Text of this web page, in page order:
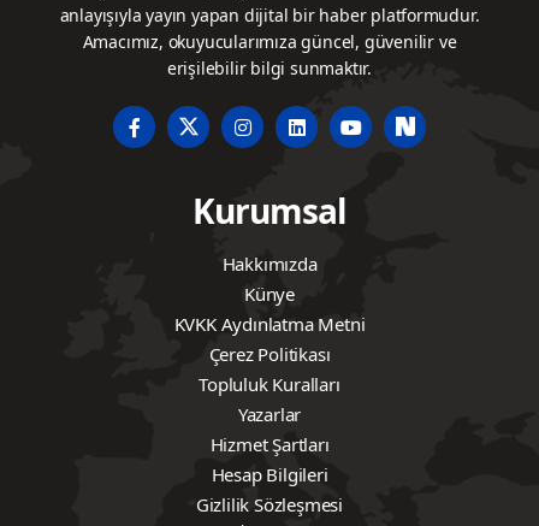
anlayışıyla yayın yapan dijital bir haber platformudur.
Amacımız, okuyucularımıza güncel, güvenilir ve
erişilebilir bilgi sunmaktır.
Kurumsal
Hakkımızda